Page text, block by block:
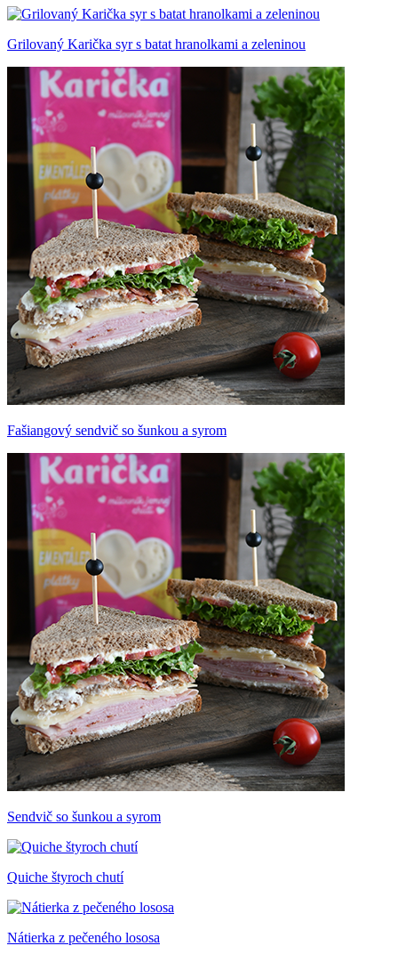
Grilovaný Karička syr s batat hranolkami a zeleninou
Fašiangový sendvič so šunkou a syrom
Sendvič so šunkou a syrom
Quiche štyroch chutí
Nátierka z pečeného lososa